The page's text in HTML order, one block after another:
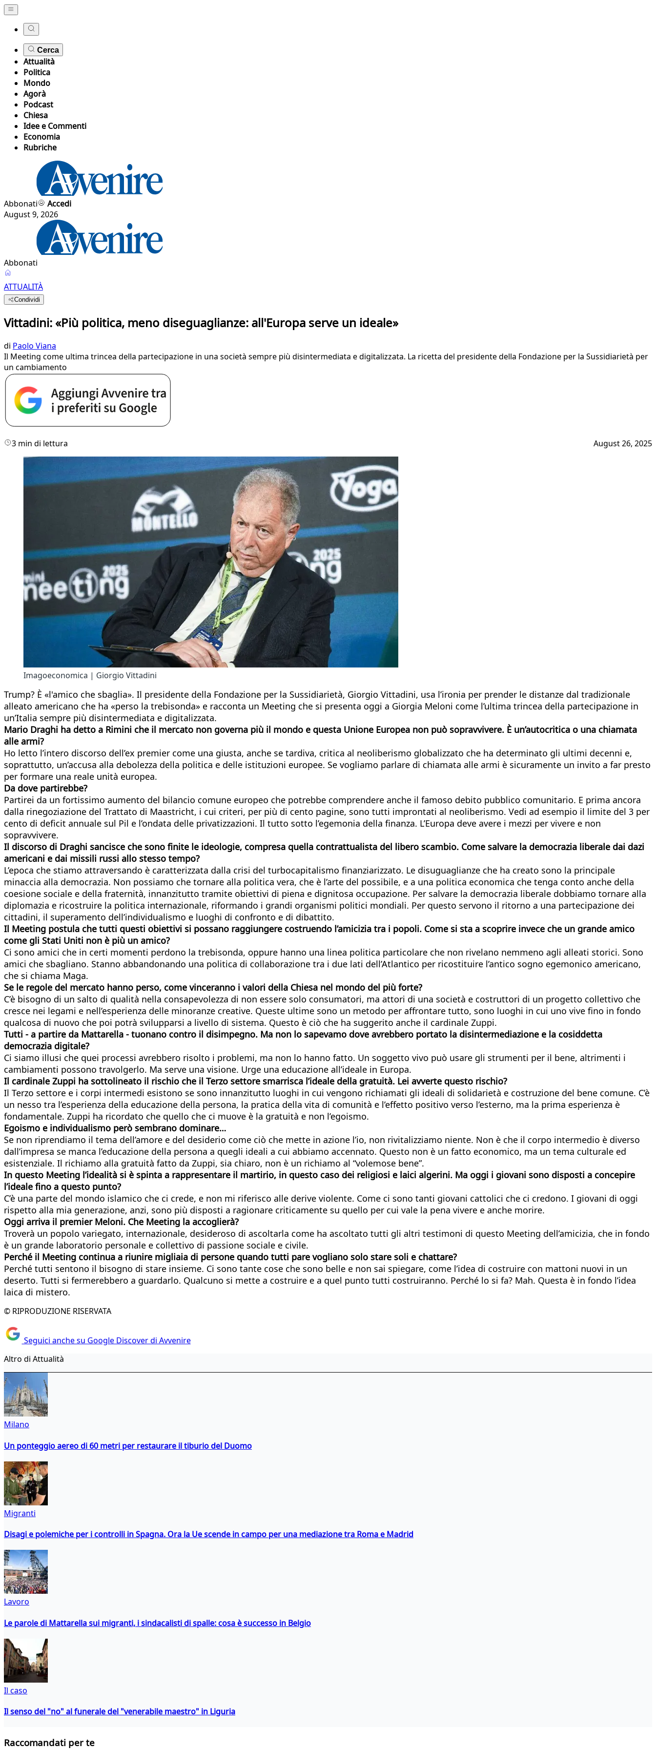
Cerca
Attualità
Politica
Mondo
Agorà
Podcast
Chiesa
Idee e Commenti
Economia
Rubriche
Abbonati
Accedi
August 9, 2026
Abbonati
ATTUALITÀ
Condividi
Vittadini: «Più politica, meno diseguaglianze: all'Europa serve un ideale»
di Paolo Viana
Il Meeting come ultima trincea della partecipazione in una società sempre più disintermediata e digitalizzata. La ricetta del presidente della Fondazione per la Sussidiarietà per
un cambiamento
3 min di lettura August 26, 2025
Imagoeconomica | Giorgio Vittadini
Trump? È «l'amico che sbaglia». Il presidente della Fondazione per la Sussidiarietà, Giorgio Vittadini, usa l’ironia per prender le distanze dal tradizionale
alleato americano che ha «perso la trebisonda» e racconta un Meeting che si presenta oggi a Giorgia Meloni come l’ultima trincea della partecipazione in
un’Italia sempre più disintermediata e digitalizzata.
Mario Draghi ha detto a Rimini che il mercato non governa più il mondo e questa Unione Europea non può sopravvivere. È un’autocritica o una chiamata
alle armi?
Ho letto l’intero discorso dell’ex premier come una giusta, anche se tardiva, critica al neoliberismo globalizzato che ha determinato gli ultimi decenni e,
soprattutto, un’accusa alla debolezza della politica e delle istituzioni europee. Se vogliamo parlare di chiamata alle armi è sicuramente un invito a far presto
per formare una reale unità europea.
Da dove partirebbe?
Partirei da un fortissimo aumento del bilancio comune europeo che potrebbe comprendere anche il famoso debito pubblico comunitario. E prima ancora
dalla rinegoziazione del Trattato di Maastricht, i cui criteri, per più di cento pagine, sono tutti improntati al neoliberismo. Vedi ad esempio il limite del 3 per
cento di deficit annuale sul Pil e l’ondata delle privatizzazioni. Il tutto sotto l’egemonia della finanza. L’Europa deve avere i mezzi per vivere e non
sopravvivere.
Il discorso di Draghi sancisce che sono finite le ideologie, compresa quella contrattualista del libero scambio. Come salvare la democrazia liberale dai dazi
americani e dai missili russi allo stesso tempo?
L’epoca che stiamo attraversando è caratterizzata dalla crisi del turbocapitalismo finanziarizzato. Le disuguaglianze che ha creato sono la principale
minaccia alla democrazia. Non possiamo che tornare alla politica vera, che è l’arte del possibile, e a una politica economica che tenga conto anche della
coesione sociale e della fraternità, innanzitutto tramite obiettivi di piena e dignitosa occupazione. Per salvare la democrazia liberale dobbiamo tornare alla
diplomazia e ricostruire la politica internazionale, riformando i grandi organismi politici mondiali. Per questo servono il ritorno a una partecipazione dei
cittadini, il superamento dell’individualismo e luoghi di confronto e di dibattito.
Il Meeting postula che tutti questi obiettivi si possano raggiungere costruendo l’amicizia tra i popoli. Come si sta a scoprire invece che un grande amico
come gli Stati Uniti non è più un amico?
Ci sono amici che in certi momenti perdono la trebisonda, oppure hanno una linea politica particolare che non rivelano nemmeno agli alleati storici. Sono
amici che sbagliano. Stanno abbandonando una politica di collaborazione tra i due lati dell’Atlantico per ricostituire l’antico sogno egemonico americano,
che si chiama Maga.
Se le regole del mercato hanno perso, come vinceranno i valori della Chiesa nel mondo del più forte?
C’è bisogno di un salto di qualità nella consapevolezza di non essere solo consumatori, ma attori di una società e costruttori di un progetto collettivo che
cresce nei legami e nell’esperienza delle minoranze creative. Queste ultime sono un metodo per affrontare tutto, sono luoghi in cui uno vive fino in fondo
qualcosa di nuovo che poi potrà svilupparsi a livello di sistema. Questo è ciò che ha suggerito anche il cardinale Zuppi.
Tutti - a partire da Mattarella - tuonano contro il disimpegno. Ma non lo sapevamo dove avrebbero portato la disintermediazione e la cosiddetta
democrazia digitale?
Ci siamo illusi che quei processi avrebbero risolto i problemi, ma non lo hanno fatto. Un soggetto vivo può usare gli strumenti per il bene, altrimenti i
cambiamenti possono travolgerlo. Ma serve una visione. Urge una educazione all’ideale in Europa.
Il cardinale Zuppi ha sottolineato il rischio che il Terzo settore smarrisca l’ideale della gratuità. Lei avverte questo rischio?
Il Terzo settore e i corpi intermedi esistono se sono innanzitutto luoghi in cui vengono richiamati gli ideali di solidarietà e costruzione del bene comune. C’è
un nesso tra l’esperienza della educazione della persona, la pratica della vita di comunità e l’effetto positivo verso l’esterno, ma la prima esperienza è
fondamentale. Zuppi ha ricordato che quello che ci muove è la gratuità e non l’egoismo.
Egoismo e individualismo però sembrano dominare…
Se non riprendiamo il tema dell’amore e del desiderio come ciò che mette in azione l’io, non rivitalizziamo niente. Non è che il corpo intermedio è diverso
dall’impresa se manca l’educazione della persona a quegli ideali a cui abbiamo accennato. Questo non è un fatto economico, ma un tema culturale ed
esistenziale. Il richiamo alla gratuità fatto da Zuppi, sia chiaro, non è un richiamo al “volemose bene”.
In questo Meeting l’idealità si è spinta a rappresentare il martirio, in questo caso dei religiosi e laici algerini. Ma oggi i giovani sono disposti a concepire
l’ideale fino a questo punto?
C’è una parte del mondo islamico che ci crede, e non mi riferisco alle derive violente. Come ci sono tanti giovani cattolici che ci credono. I giovani di oggi
rispetto alla mia generazione, anzi, sono più disposti a ragionare criticamente su quello per cui vale la pena vivere e anche morire.
Oggi arriva il premier Meloni. Che Meeting la accoglierà?
Troverà un popolo variegato, internazionale, desideroso di ascoltarla come ha ascoltato tutti gli altri testimoni di questo Meeting dell’amicizia, che in fondo
è un grande laboratorio personale e collettivo di passione sociale e civile.
Perché il Meeting continua a riunire migliaia di persone quando tutti pare vogliano solo stare soli e chattare?
Perché tutti sentono il bisogno di stare insieme. Ci sono tante cose che sono belle e non sai spiegare, come l’idea di costruire con mattoni nuovi in un
deserto. Tutti si fermerebbero a guardarlo. Qualcuno si mette a costruire e a quel punto tutti costruiranno. Perché lo si fa? Mah. Questa è in fondo l’idea
laica di mistero.
© RIPRODUZIONE RISERVATA
Seguici anche su Google Discover di Avvenire
Altro di Attualità
Milano
Un ponteggio aereo di 60 metri per restaurare il tiburio del Duomo
Migranti
Disagi e polemiche per i controlli in Spagna. Ora la Ue scende in campo per una mediazione tra Roma e Madrid
Lavoro
Le parole di Mattarella sui migranti, i sindacalisti di spalle: cosa è successo in Belgio
Il caso
Il senso del "no" al funerale del "venerabile maestro" in Liguria
Raccomandati per te